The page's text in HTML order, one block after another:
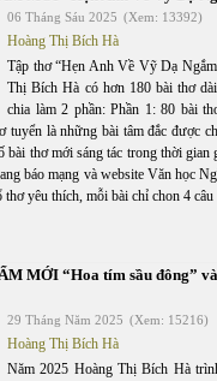
06 Tháng Sáu 2025 (Xem: 13392)
Hoàng Thị Bích Hà
Tập thơ “Hẹn Anh Về Vỹ Dạ
Thị Bích Hà có hơn 180 bài thơ
chia làm 2 phần: Phần 1: 80 bài
tuyển là những bài tâm đắc được
bài thơ mới sáng tác trong thời gian
báo mạng và website Văn học
yêu thích, mỗi bài chỉ chon 4
MỚI “Hoa tím sầu đông”
29 Tháng Năm 2025 (Xem: 15216)
Hoàng Thị Bích Hà
Năm 2025 Hoàng Thị Bích Hà